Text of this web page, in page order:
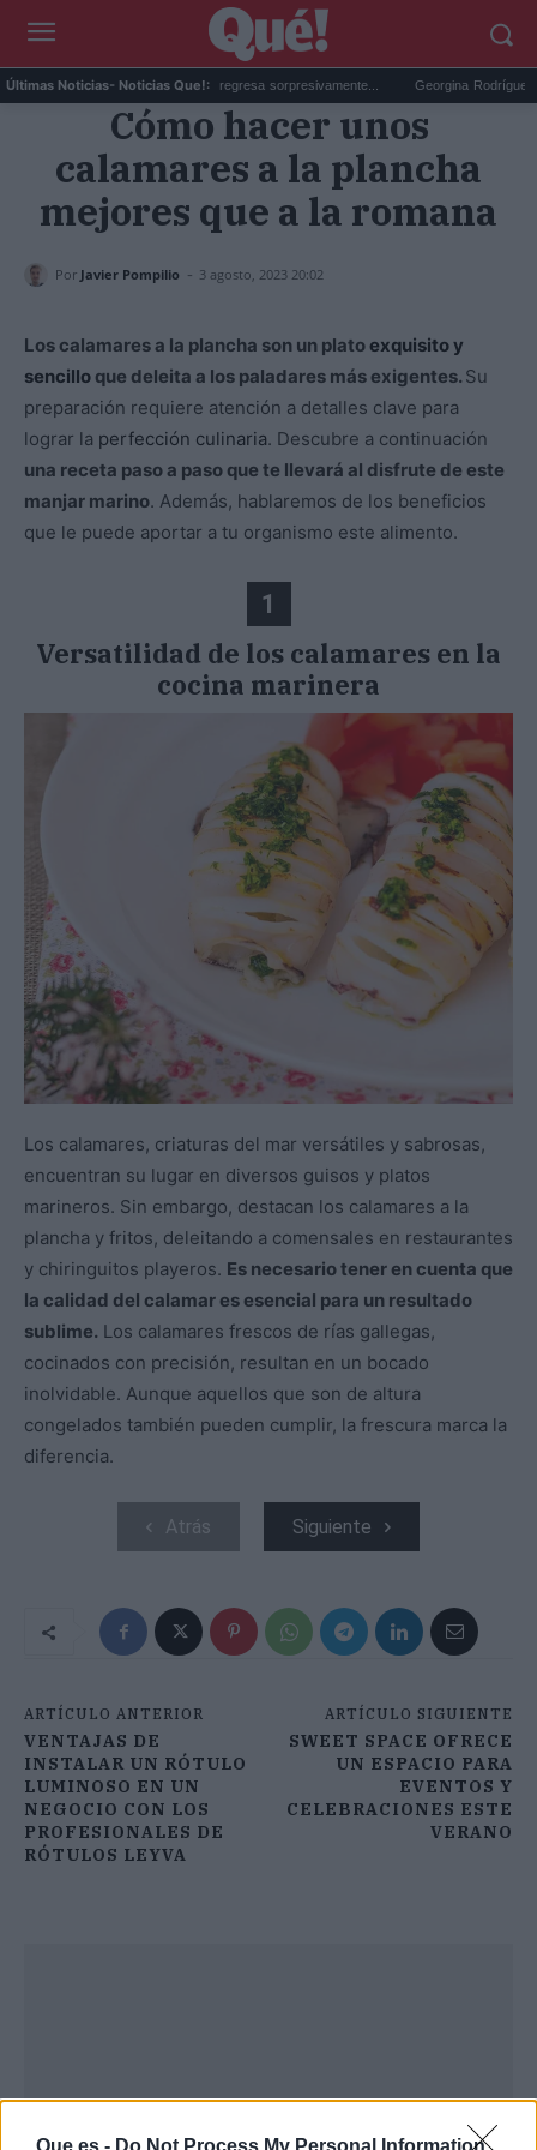
Que.es - Do Not Process My Personal Information
Últimas Noticias- Noticias Que!:
'La Promesa': Un personaje regresa sorpresivamente... Georgina Rodríguez
Cómo hacer unos
calamares a la plancha
mejores que a la romana
Por Javier Pompilio - 3 agosto, 2023 20:02
Los calamares a la plancha son un platoexquisito y
sencillo que deleita a los paladares más exigentes. Su
preparación requiere atención a detalles clave para
lograr la perfección culinaria. Descubre a continuación
una receta paso a paso que te llevará al disfrute de este
manjar marino. Además, hablaremos de los beneficios
que le puede aportar a tu organismo este alimento.
1
Versatilidad de los calamares en la
cocina marinera
Los calamares, criaturas del mar versátiles y sabrosas,
encuentran su lugar en diversos guisos y platos
marineros. Sin embargo, destacan los calamares a la
plancha y fritos, deleitando a comensales en restaurantes
y chiringuitos playeros. Es necesario tener en cuenta que
la calidad del calamar es esencial para un resultado
sublime. Los calamares frescos de rías gallegas,
cocinados con precisión, resultan en un bocado
inolvidable. Aunque aquellos que son de altura
congelados también pueden cumplir, la frescura marca la
diferencia.
Atrás Siguiente
ARTÍCULO ANTERIOR
VENTAJAS DE
INSTALAR UN RÓTULO
LUMINOSO EN UN
NEGOCIO CON LOS
PROFESIONALES DE
RÓTULOS LEYVA
ARTÍCULO SIGUIENTE
SWEET SPACE OFRECE
UN ESPACIO PARA
EVENTOS Y
CELEBRACIONES ESTE
VERANO